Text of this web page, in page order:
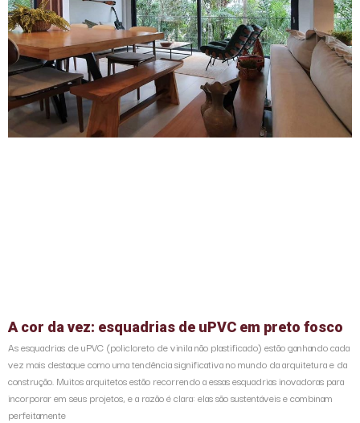
A cor da vez: esquadrias de uPVC em preto fosco
As esquadrias de uPVC (policloreto de vinila não plastificado) estão ganhando cada
vez mais destaque como uma tendência significativa no mundo da arquitetura e da
construção. Muitos arquitetos estão recorrendo a essas esquadrias inovadoras para
incorporar em seus projetos, e a razão é clara: elas são sustentáveis e combinam
perfeitamente